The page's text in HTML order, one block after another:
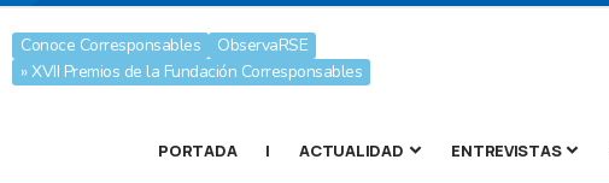
Conoce Corresponsables
ObservaRSE
» XVII Premios de la Fundación Corresponsables
PORTADA | ACTUALIDAD ENTREVISTAS